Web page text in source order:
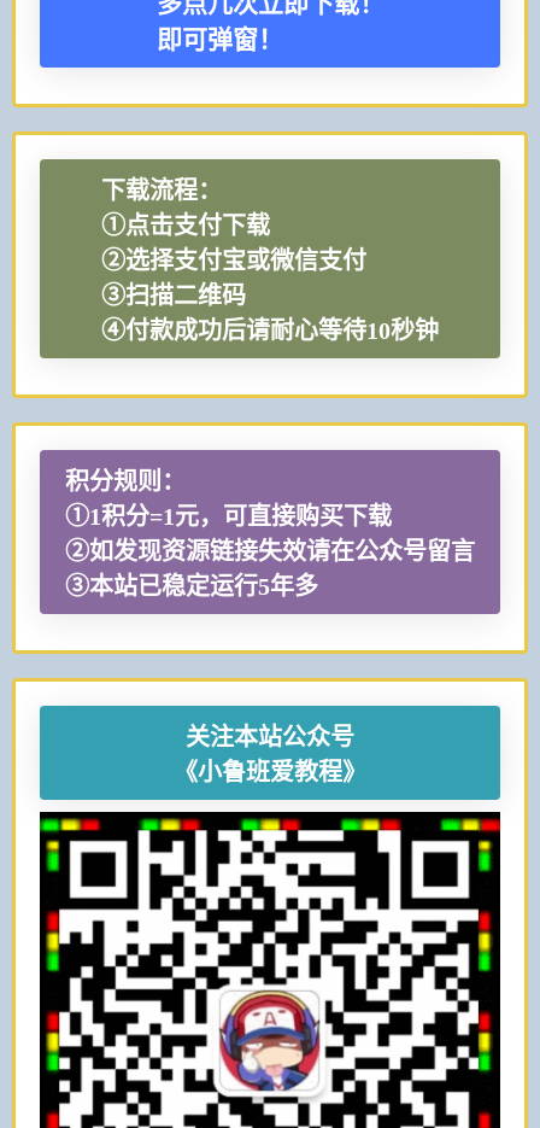
即可弹窗！
下载流程：
①点击支付下载
②选择支付宝或微信支付
③扫描二维码
④付款成功后请耐心等待10秒钟
积分规则：
①1积分=1元，可直接购买下载
②如发现资源链接失效请在公众号留言
③本站已稳定运行5年多
关注本站公众号
《小鲁班爱教程》